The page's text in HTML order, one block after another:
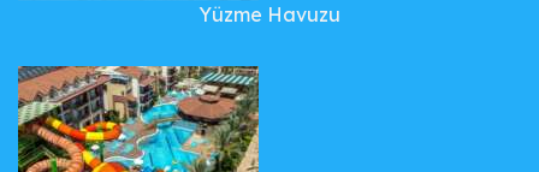
Yüzme Havuzu